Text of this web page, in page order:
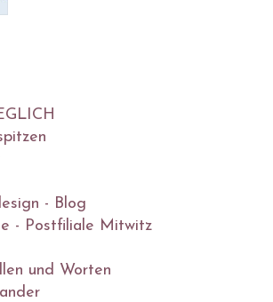
- Blog
- Postfiliale Mitwitz
und Worten